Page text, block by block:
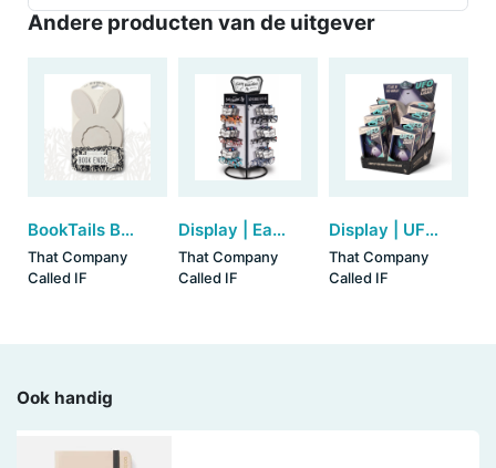
Andere producten van de uitgever
BookTails Book End - Bunny
That Company
Called IF
Display | Easy Readers (36 stuks - zelf samenstellen)
That Company
Called IF
Display | UFO Book Light (6 stuks)
That Company
Called IF
Ook handig